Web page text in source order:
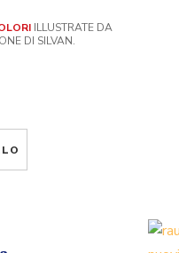
ILLUSTRATE DA
DI SILVAN.